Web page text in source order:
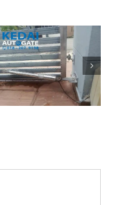
Folding Auto Gate
Repair in Puncak
Jalil – Auto Gate
Roller & Arm
Replacement